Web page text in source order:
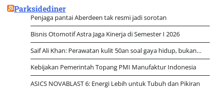
Parksidediner
Penjaga pantai Aberdeen tak resmi jadi sorotan
Bisnis Otomotif Astra Jaga Kinerja di Semester I 2026
Saif Ali Khan: Perawatan kulit 50an soal gaya hidup, bukan…
Kebijakan Pemerintah Topang PMI Manufaktur Indonesia
ASICS NOVABLAST 6: Energi Lebih untuk Tubuh dan Pikiran